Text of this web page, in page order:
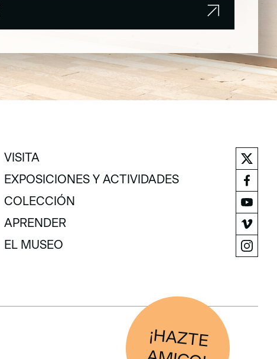
VISITA
VISITA
EXPOSICIONES Y ACTIVIDADES
EXPOSICIONES Y ACTIVIDADES
COLECCIÓN
COLECCIÓN
APRENDER
APRENDER
EL MUSEO
¡H
AZTE
IG
O